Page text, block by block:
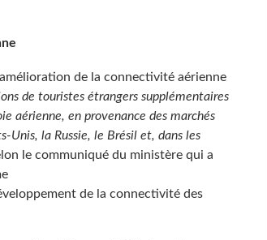
de la connectivité aérienne
de touristes étrangers supplémentaires
aérienne, en provenance des marchés
Unis, la Russie, le Brésil et, dans les
le communiqué du ministère qui a
de la connectivité des